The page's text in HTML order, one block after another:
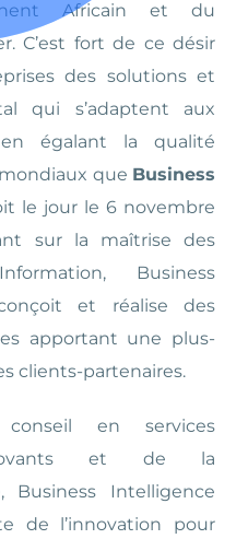
Africain et du
C’est fort de ce désir
des solutions et
qui s’adaptent aux
égalant la qualité
que Business
le jour le 6 novembre
sur la maîtrise des
Business
et réalise des
apportant une plus-
clients-partenaires.
en services
et de la
Business Intelligence
de l’innovation pour